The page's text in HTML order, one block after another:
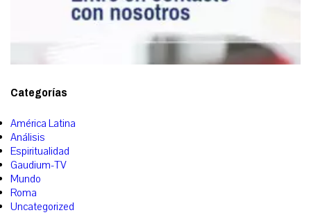
Categorías
América Latina
Análisis
Espiritualidad
Gaudium-TV
Mundo
Roma
Uncategorized